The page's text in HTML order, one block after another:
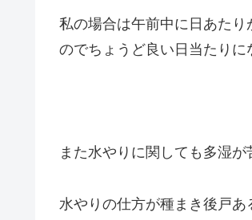
私の場合は午前中に日あた
のでちょうど良い日当たりに
また水やりに関しても多湿が
水やりの仕方が種まき後戸